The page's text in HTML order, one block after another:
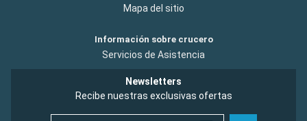
Mapa del sitio
Información sobre crucero
Servicios de Asistencia
Newsletters
Recibe nuestras exclusivas ofertas